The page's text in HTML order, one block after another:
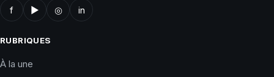
f ▶ ◎ in
RUBRIQUES
À la une